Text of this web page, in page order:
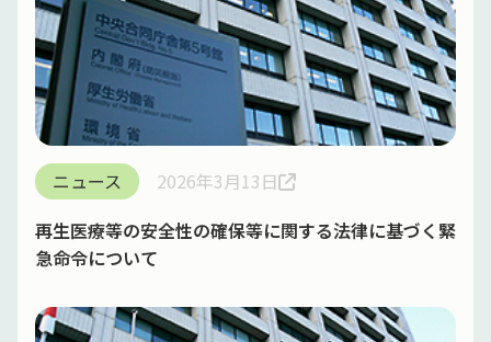
ニュース
2026年3月13日
再生医療等の安全性の確保等に関する法律に基づく緊
急命令について